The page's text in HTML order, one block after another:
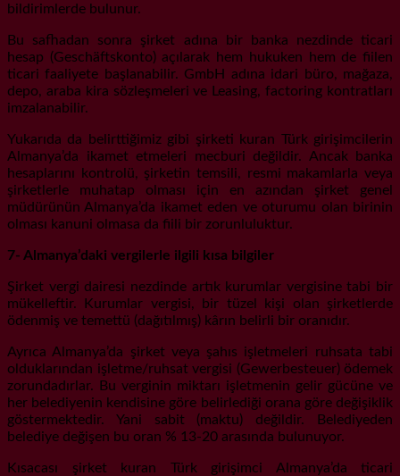
bildirimlerde bulunur.
Bu safhadan sonra şirket adına bir banka nezdinde ticari
hesap (Geschäftskonto) açılarak hem hukuken hem de fiilen
ticari faaliyete başlanabilir. GmbH adına idari büro, mağaza,
depo, araba kira sözleşmeleri ve Leasing, factoring kontratları
imzalanabilir.
Yukarıda da belirttiğimiz gibi şirketi kuran Türk girişimcilerin
Almanya’da ikamet etmeleri mecburi değildir. Ancak banka
hesaplarını kontrolü, şirketin temsili, resmi makamlarla veya
şirketlerle muhatap olması için en azından şirket genel
müdürünün Almanya’da ikamet eden ve oturumu olan birinin
olması kanuni olmasa da fiili bir zorunluluktur.
7- Almanya’daki vergilerle ilgili kısa bilgiler
Şirket vergi dairesi nezdinde artık kurumlar vergisine tabi bir
mükelleftir. Kurumlar vergisi, bir tüzel kişi olan şirketlerde
ödenmiş ve temettü (dağıtılmış) kârın belirli bir oranıdır.
Ayrıca Almanya’da şirket veya şahıs işletmeleri ruhsata tabi
olduklarından işletme/ruhsat vergisi (Gewerbesteuer) ödemek
zorundadırlar. Bu verginin miktarı işletmenin gelir gücüne ve
her belediyenin kendisine göre belirlediği orana göre değişiklik
göstermektedir. Yani sabit (maktu) değildir. Belediyeden
belediye değişen bu oran % 13-20 arasında bulunuyor.
Kısacası şirket kuran Türk girişimci Almanya’da ticari